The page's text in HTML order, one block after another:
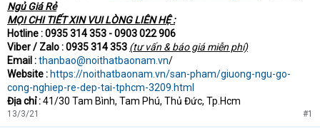
Ngủ Giá Rẻ
MỌI CHI TIẾT XIN VUI LÒNG LIÊN HỆ :
Hotline : 0935 314 353 - 0903 022 906
Viber / Zalo : 0935 314 353 (tư vấn & báo giá miễn phí)
Email :thanbao@noithatbaonam.vn/
Website : https://noithatbaonam.vn/san-pham/giuong-ngu-go-
cong-nghiep-re-dep-tai-tphcm-3209.html
Địa chỉ :41/30 Tam Bình, Tam Phú, Thủ Đức, Tp.Hcm
13/3/21 #1